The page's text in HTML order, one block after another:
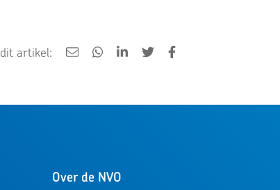
artikel:
Over de NVO